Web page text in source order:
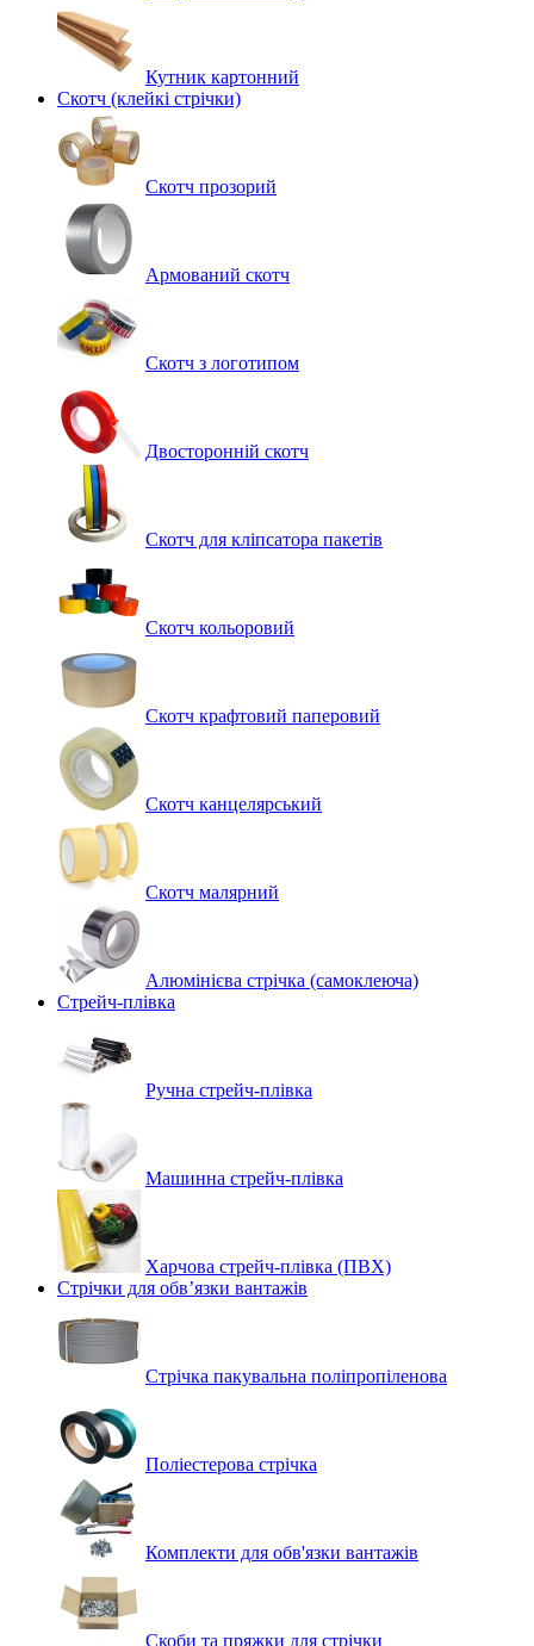
Кутник картонний
Скотч (клейкі стрічки)
Скотч прозорий
Армований скотч
Скотч з логотипом
Двосторонній скотч
Скотч для кліпсатора пакетів
Скотч кольоровий
Скотч крафтовий паперовий
Скотч канцелярський
Скотч малярний
Алюмінієва стрічка (самоклеюча)
Стрейч-плівка
Ручна стрейч-плівка
Машинна стрейч‑плівка
Харчова стрейч-плівка (ПВХ)
Стрічки для обв’язки вантажів
Стрічка пакувальна поліпропіленова
Поліестерова стрічка
Комплекти для обв'язки вантажів
Скоби та пряжки для стрічки